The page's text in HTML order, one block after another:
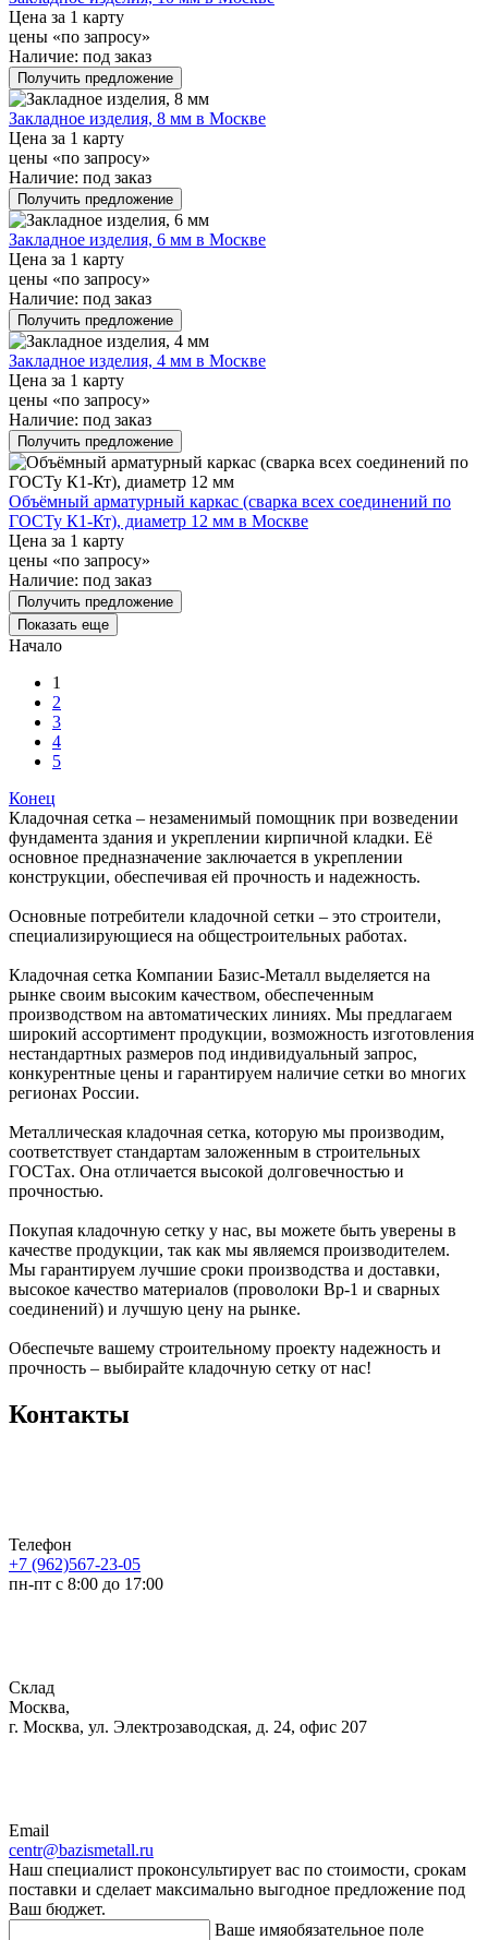
Цена за 1 карту
цены «по запросу»
Наличие: под заказ
Получить предложение
Закладное изделия, 8 мм в Москве
Цена за 1 карту
цены «по запросу»
Наличие: под заказ
Получить предложение
Закладное изделия, 6 мм в Москве
Цена за 1 карту
цены «по запросу»
Наличие: под заказ
Получить предложение
Закладное изделия, 4 мм в Москве
Цена за 1 карту
цены «по запросу»
Наличие: под заказ
Получить предложение
Объёмный арматурный каркас (сварка всех соединений по
ГОСТу К1-Кт), диаметр 12 мм в Москве
Цена за 1 карту
цены «по запросу»
Наличие: под заказ
Получить предложение
Показать еще
Начало
1
2
3
4
5
Конец
Кладочная сетка – незаменимый помощник при возведении
фундамента здания и укреплении кирпичной кладки. Её
основное предназначение заключается в укреплении
конструкции, обеспечивая ей прочность и надежность.
Основные потребители кладочной сетки – это строители,
специализирующиеся на общестроительных работах.
Кладочная сетка Компании Базис-Металл выделяется на
рынке своим высоким качеством, обеспеченным
производством на автоматических линиях. Мы предлагаем
широкий ассортимент продукции, возможность изготовления
нестандартных размеров под индивидуальный запрос,
конкурентные цены и гарантируем наличие сетки во многих
регионах России.
Металлическая кладочная сетка, которую мы производим,
соответствует стандартам заложенным в строительных
ГОСТах. Она отличается высокой долговечностью и
прочностью.
Покупая кладочную сетку у нас, вы можете быть уверены в
качестве продукции, так как мы являемся производителем.
Мы гарантируем лучшие сроки производства и доставки,
высокое качество материалов (проволоки Вр-1 и сварных
соединений) и лучшую цену на рынке.
Обеспечьте вашему строительному проекту надежность и
прочность – выбирайте кладочную сетку от нас!
Контакты
Телефон
+7 (962)567-23-05
пн-пт с 8:00 до 17:00
Склад
Москва,
г. Москва, ул. Электрозаводская, д. 24, офис 207
Email
centr@bazismetall.ru
Наш специалист проконсультирует вас по стоимости, срокам
поставки и сделает максимально выгодное предложение под
Ваш бюджет.
Ваше имяобязательное поле